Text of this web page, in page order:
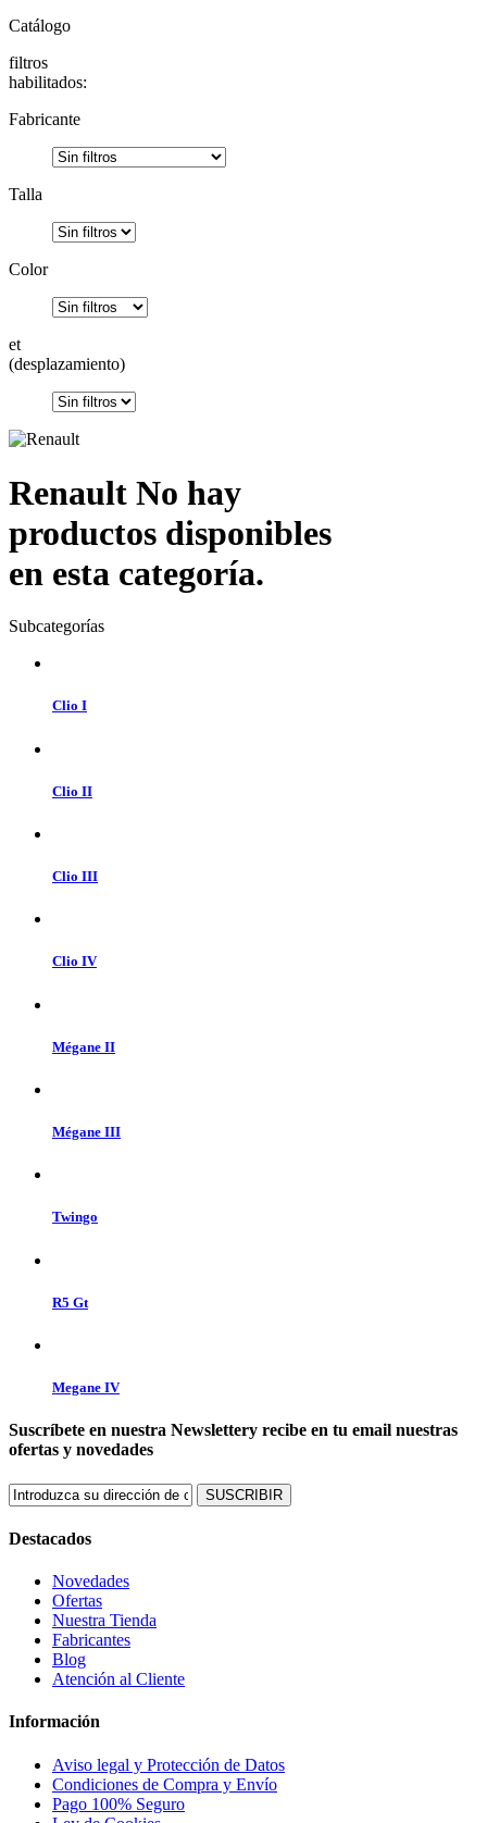
Catálogo
filtros
habilitados:
Fabricante
Talla
Color
et
(desplazamiento)
Renault No hay
productos disponibles
en esta categoría.
Subcategorías
Clio I
Clio II
Clio III
Clio IV
Mégane II
Mégane III
Twingo
R5 Gt
Megane IV
Suscríbete en nuestra Newslettery recibe en tu email nuestras
ofertas y novedades
SUSCRIBIR
Destacados
Novedades
Ofertas
Nuestra Tienda
Fabricantes
Blog
Atención al Cliente
Información
Aviso legal y Protección de Datos
Condiciones de Compra y Envío
Pago 100% Seguro